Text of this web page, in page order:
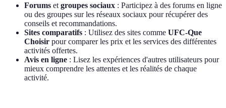
Forums et groupes sociaux : Participez à des forums en ligne
ou des groupes sur les réseaux sociaux pour récupérer des
conseils et recommandations.
Sites comparatifs : Utilisez des sites comme UFC-Que
Choisir pour comparer les prix et les services des différentes
activités offertes.
Avis en ligne : Lisez les expériences d'autres utilisateurs pour
mieux comprendre les attentes et les réalités de chaque
activité.